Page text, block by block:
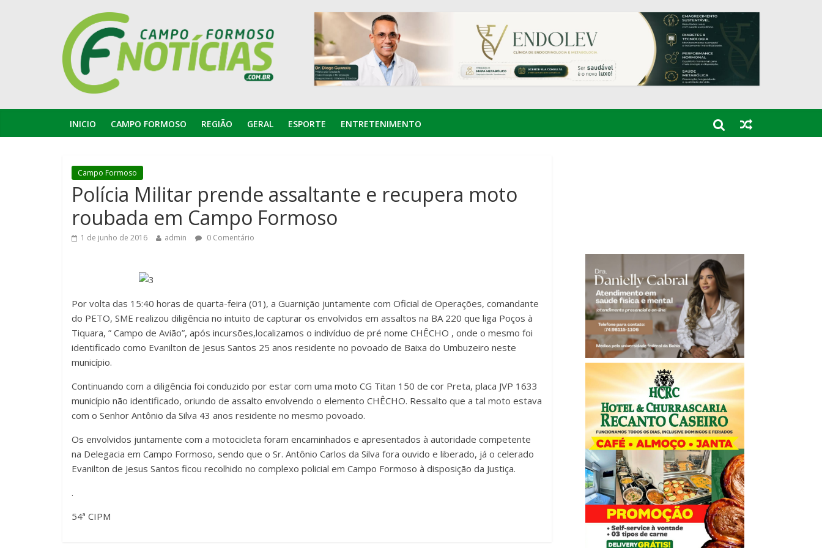
INICIO CAMPO FORMOSO REGIÃO GERAL ESPORTE ENTRETENIMENTO
Campo Formoso
Polícia Militar prende assaltante e recupera moto
roubada em Campo Formoso
1 de junho de 2016 admin 0 Comentário
Por volta das 15:40 horas de quarta-feira (01), a Guarnição juntamente com Oficial de Operações, comandante
do PETO, SME realizou diligência no intuito de capturar os envolvidos em assaltos na BA 220 que liga Poços à
Tiquara, ” Campo de Avião”, após incursões,localizamos o indivíduo de pré nome CHÊCHO , onde o mesmo foi
identificado como Evanilton de Jesus Santos 25 anos residente no povoado de Baixa do Umbuzeiro neste
município.
Continuando com a diligência foi conduzido por estar com uma moto CG Titan 150 de cor Preta, placa JVP 1633
município não identificado, oriundo de assalto envolvendo o elemento CHÊCHO. Ressalto que a tal moto estava
com o Senhor Antônio da Silva 43 anos residente no mesmo povoado.
Os envolvidos juntamente com a motocicleta foram encaminhados e apresentados à autoridade competente
na Delegacia em Campo Formoso, sendo que o Sr. Antônio Carlos da Silva fora ouvido e liberado, já o celerado
Evanilton de Jesus Santos ficou recolhido no complexo policial em Campo Formoso à disposição da Justiça.
.
54ª CIPM